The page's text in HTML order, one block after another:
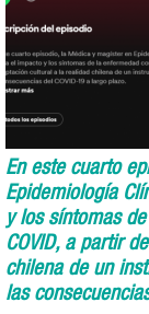
En este cuarto
Epidemiología
y los síntomas
COVID, a partir
chilena de un
las